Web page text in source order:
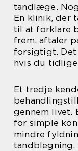
tandlæge.
En klinik, der
til at forklare
frem, aftaler
forsigtigt.
hvis du
Et tredje
gennem livet.
for simple
mindre
tandblegning,